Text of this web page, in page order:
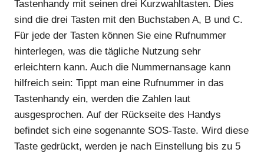
Tastenhandy mit seinen drei Kurzwahltasten. Dies
sind die drei Tasten mit den Buchstaben A, B und C.
Für jede der Tasten können Sie eine Rufnummer
hinterlegen, was die tägliche Nutzung sehr
erleichtern kann. Auch die Nummernansage kann
hilfreich sein: Tippt man eine Rufnummer in das
Tastenhandy ein, werden die Zahlen laut
ausgesprochen. Auf der Rückseite des Handys
befindet sich eine sogenannte SOS-Taste. Wird diese
Taste gedrückt, werden je nach Einstellung bis zu 5